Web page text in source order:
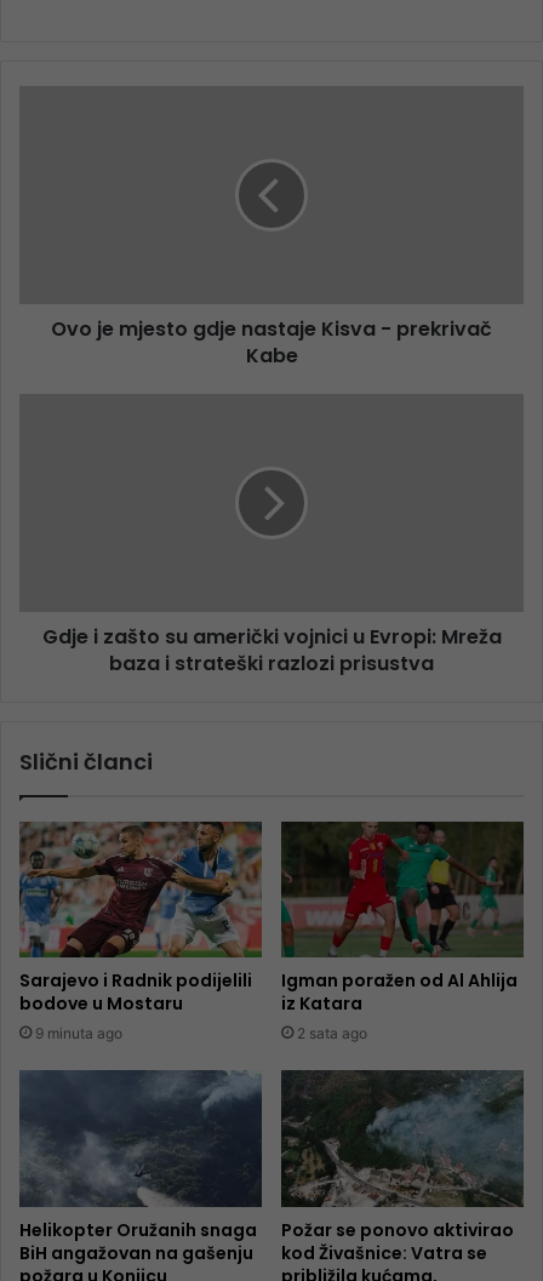
Ovo je mjesto gdje nastaje Kisva - prekrivač
Kabe
Gdje i zašto su američki vojnici u Evropi: Mreža
baza i strateški razlozi prisustva
Slični članci
Sarajevo i Radnik podijelili
bodove u Mostaru
9 minuta ago
Igman poražen od Al Ahlija
iz Katara
2 sata ago
Helikopter Oružanih snaga
BiH angažovan na gašenju
Požar se ponovo aktivirao
kod Živašnice: Vatra se